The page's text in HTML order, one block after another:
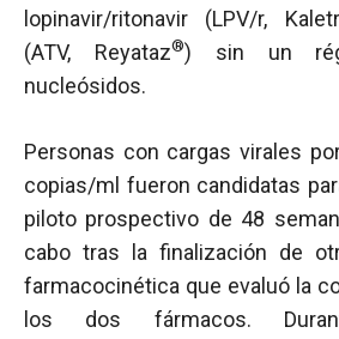
lopinavir/ritonavir (LPV/r,
(ATV, Reyataz®) sin un
nucleósidos.
Personas con cargas virales
copias/ml fueron candidatas
piloto prospectivo de 48
cabo tras la finalización de
farmacocinética que evaluó la
los dos fármacos.